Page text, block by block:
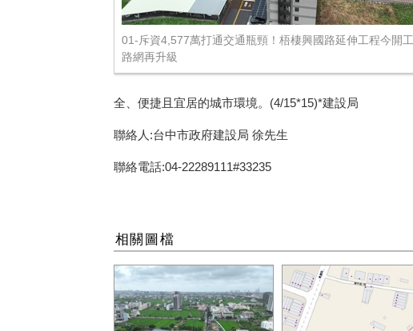
01-斥資4,577萬打通交通瓶頸！梧棲興國路延伸工程今開
路網再升級
全、便捷且宜居的城市環境。(4/15*15)*建設局
聯絡人:台中市政府建設局 徐先生
聯絡電話:04-22289111#33235
相關圖檔